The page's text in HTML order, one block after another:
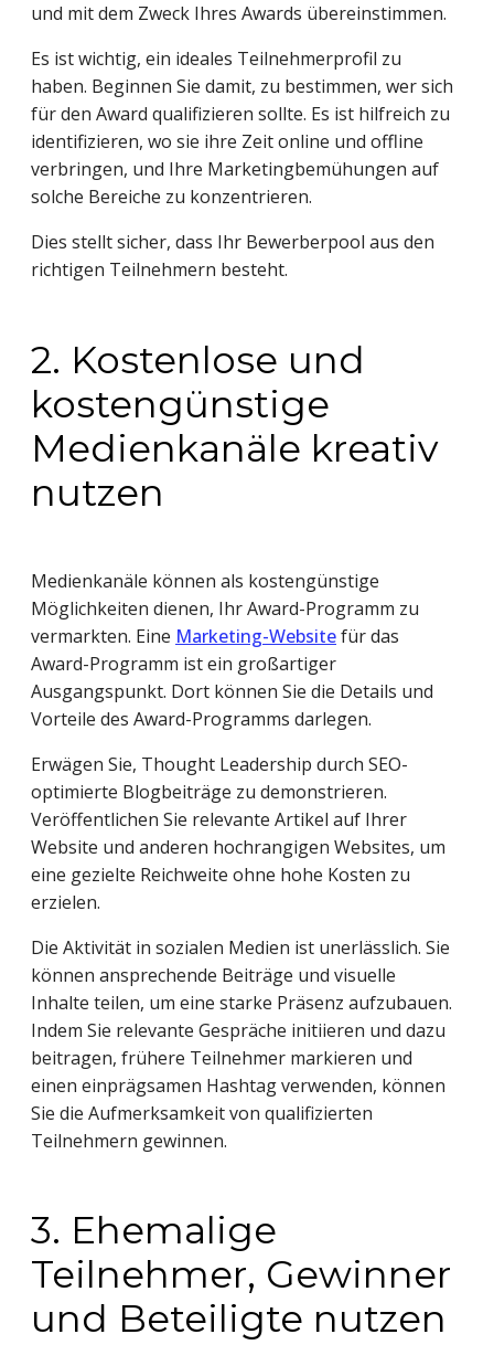
und mit dem Zweck Ihres Awards übereinstimmen.
Es ist wichtig, ein ideales Teilnehmerprofil zu
haben. Beginnen Sie damit, zu bestimmen, wer sich
für den Award qualifizieren sollte. Es ist hilfreich zu
identifizieren, wo sie ihre Zeit online und offline
verbringen, und Ihre Marketingbemühungen auf
solche Bereiche zu konzentrieren.
Dies stellt sicher, dass Ihr Bewerberpool aus den
richtigen Teilnehmern besteht.
2. Kostenlose und
kostengünstige
Medienkanäle kreativ
nutzen
Medienkanäle können als kostengünstige
Möglichkeiten dienen, Ihr Award-Programm zu
vermarkten. Eine Marketing-Websitefür das
Award-Programm ist ein großartiger
Ausgangspunkt. Dort können Sie die Details und
Vorteile des Award-Programms darlegen.
Erwägen Sie, Thought Leadership durch SEO-
optimierte Blogbeiträge zu demonstrieren.
Veröffentlichen Sie relevante Artikel auf Ihrer
Website und anderen hochrangigen Websites, um
eine gezielte Reichweite ohne hohe Kosten zu
erzielen.
Die Aktivität in sozialen Medien ist unerlässlich. Sie
können ansprechende Beiträge und visuelle
Inhalte teilen, um eine starke Präsenz aufzubauen.
Indem Sie relevante Gespräche initiieren und dazu
beitragen, frühere Teilnehmer markieren und
einen einprägsamen Hashtag verwenden, können
Sie die Aufmerksamkeit von qualifizierten
Teilnehmern gewinnen.
3. Ehemalige
Teilnehmer, Gewinner
und Beteiligte nutzen